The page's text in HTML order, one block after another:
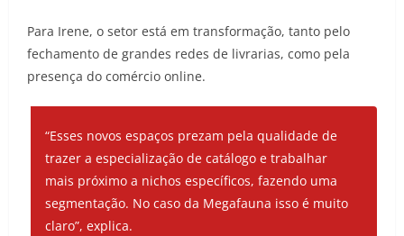
Para Irene, o setor está em transformação, tanto pelo
fechamento de grandes redes de livrarias, como pela
presença do comércio online.
“Esses novos espaços prezam pela qualidade de
trazer a especialização de catálogo e trabalhar
mais próximo a nichos específicos, fazendo uma
segmentação. No caso da Megafauna isso é muito
claro”, explica.